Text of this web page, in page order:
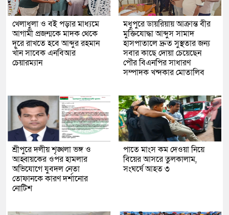
খেলাধুলা ও বই পড়ার মাধ্যমে
আগামী প্রজন্মকে মাদক থেকে
দূরে রাখতে হবে আব্দুর রহমান
খাঁন সাবেক এনবিআর
চেয়ারম্যান
মধুপুরে ডায়রিয়ায় আক্রান্ত বীর
মুক্তিযোদ্ধা আব্দুস সামাদ
হাসপাতালে দ্রুত সুস্থতার জন্য
সবার কাছে দোয়া চেয়েছেন
পৌর বিএনপির সাধারণ
সম্পাদক খন্দকার মোতালিব
শ্রীপুরে দলীয় শৃঙ্খলা ভঙ্গ ও
আহ্বায়কের ওপর হামলার
অভিযোগে যুবদল নেতা
তোফানকে কারণ দর্শানোর
নোটিশ
পাতে মাংস কম দেওয়া নিয়ে
বিয়ের আসরে তুলকালাম,
সংঘর্ষে আহত ৩